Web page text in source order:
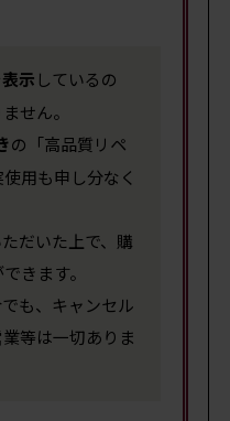
示 しているの
せん。
の「高品質リペ
用も申し分なく
だいた上で、購
きます。
も、キャンセル
等は一切ありま